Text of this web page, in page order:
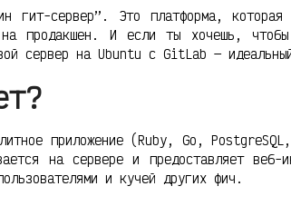
гит-сервер”. Это платформа,
на продакшен. И если ты хочешь,
сервер на Ubuntu с GitLab —
приложение (Ruby, Go,
на сервере и предоставляет веб-
и кучей других фич.